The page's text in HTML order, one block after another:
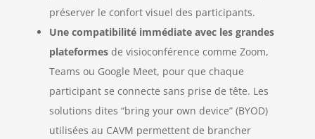
préserver le confort visuel des participants.
Une compatibilité immédiate avec les grandes
plateformes de visioconférence comme Zoom,
Teams ou Google Meet, pour que chaque
participant se connecte sans prise de tête. Les
solutions dites “bring your own device” (BYOD)
utilisées au CAVM permettent de brancher